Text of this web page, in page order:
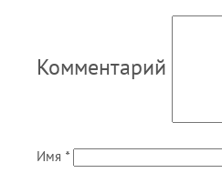
Комментарий
Имя *